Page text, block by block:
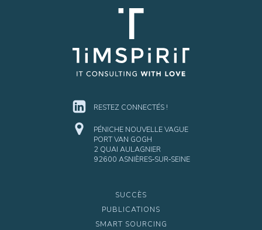
RESTEZ CONNECTÉS !
PÉNICHE NOUVELLE VAGUE
PORT VAN GOGH
2 QUAI AULAGNIER
92600 ASNIÈRES‑SUR‑SEINE
SUCCÈS
PUBLICATIONS
SMART SOURCING